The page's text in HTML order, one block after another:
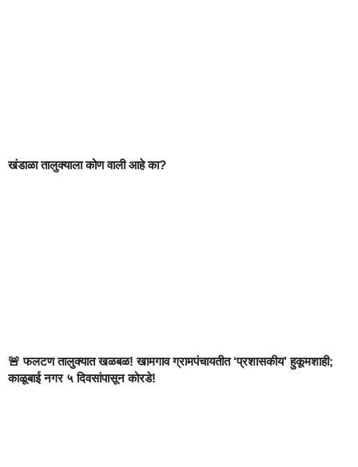
खंडाळा तालुक्याला कोण वाली आहे का?
🚨 फलटण तालुक्यात खळबळ! खामगाव ग्रामपंचायतीत ‘प्रशासकीय’ हुकूमशाही;
काळूबाई नगर ५ दिवसांपासून कोरडे!